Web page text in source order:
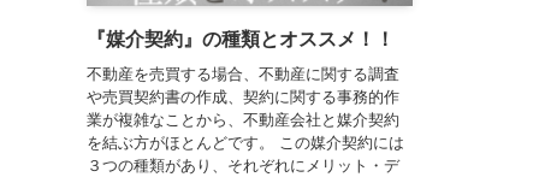
『媒介契約』の種類とオススメ！！
不動産を売買する場合、不動産に関する調査
や売買契約書の作成、契約に関する事務的作
業が複雑なことから、不動産会社と媒介契約
を結ぶ方がほとんどです。 この媒介契約には
３つの種類があり、それぞれにメリット・デ